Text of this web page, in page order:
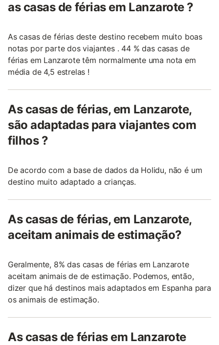
as casas de férias em Lanzarote ?
As casas de férias deste destino recebem muito boas
notas por parte dos viajantes . 44 % das casas de
férias em Lanzarote têm normalmente uma nota em
média de 4,5 estrelas !
As casas de férias, em Lanzarote,
são adaptadas para viajantes com
filhos ?
De acordo com a base de dados da Holidu, não é um
destino muito adaptado a crianças.
As casas de férias, em Lanzarote,
aceitam animais de estimação?
Geralmente, 8% das casas de férias em Lanzarote
aceitam animais de de estimação. Podemos, então,
dizer que há destinos mais adaptados em Espanha para
os animais de estimação.
As casas de férias em Lanzarote